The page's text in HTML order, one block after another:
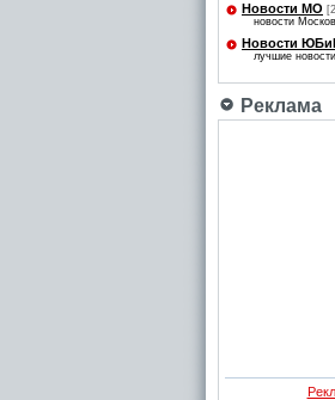
Новости МО
новости
Новости
лучшие
Реклама